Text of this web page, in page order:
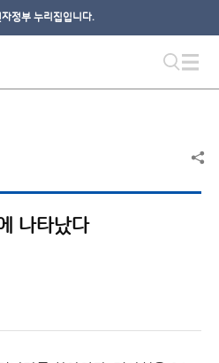
정부 누리집입니다.
나타났다